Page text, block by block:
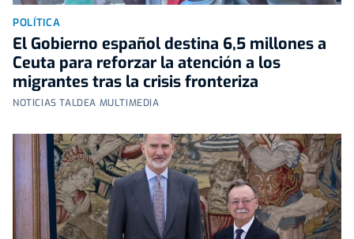
POLÍTICA
El Gobierno español destina 6,5 millones a
Ceuta para reforzar la atención a los
migrantes tras la crisis fronteriza
NOTICIAS TALDEA MULTIMEDIA